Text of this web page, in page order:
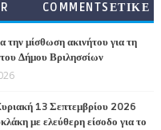
COMMENTSΕΤΙΚΕ
την μίσθωση ακινήτου για τη
Δήμου Βριλησσίων
13 Σεπτεμβρίου 2026
με ελεύθερη είσοδο για το